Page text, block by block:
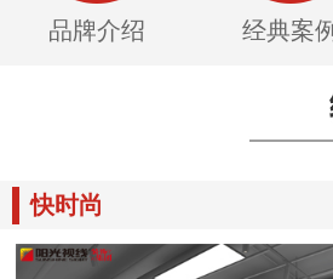
品牌介绍 经典案
快时尚